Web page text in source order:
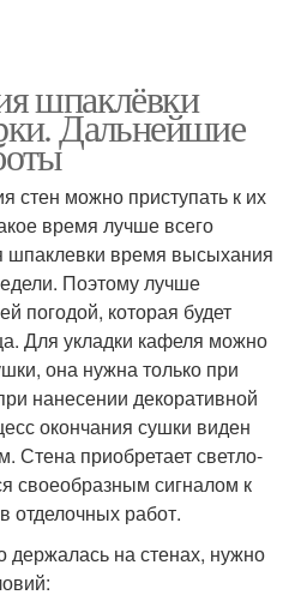
шпаклёвки
Дальнейшие
стен можно приступать к их
время лучше всего
шпаклевки время высыхания
Поэтому лучше
погодой, которая будет
Для укладки кафеля можно
она нужна только при
нанесении декоративной
окончания сушки виден
Стена приобретает светло-
своеобразным сигналом к
отделочных работ.
держалась на стенах, нужно